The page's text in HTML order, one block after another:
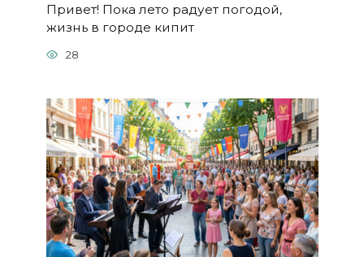
Привет! Пока лето радует погодой,
жизнь в городе кипит
28